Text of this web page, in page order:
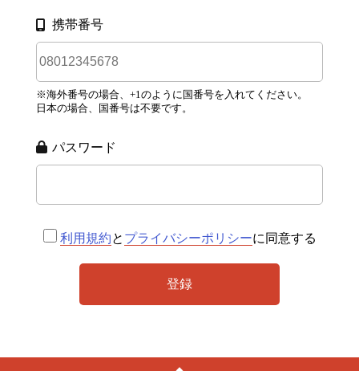
携帯番号
※海外番号の場合、+1のように国番号を入れてください。
日本の場合、国番号は不要です。
パスワード
利用規約と プライバシーポリシーに同意する